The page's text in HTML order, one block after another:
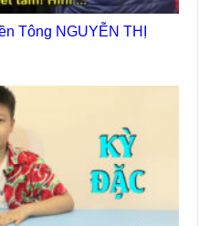
Tông NGUYỄN THỊ